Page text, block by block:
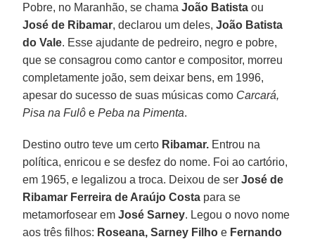
Pobre, no Maranhão, se chamaJoão Batista ou
José de Ribamar, declarou um deles,João Batista
do Vale. Esse ajudante de pedreiro, negro e pobre,
que se consagrou como cantor e compositor, morreu
completamente joão, sem deixar bens, em 1996,
apesar do sucesso de suas músicas como Carcará,
Pisa na Fulô ePeba na Pimenta.
Destino outro teve um certo Ribamar. Entrou na
política, enricou e se desfez do nome. Foi ao cartório,
em 1965, e legalizou a troca. Deixou de serJosé de
Ribamar Ferreira de Araújo Costa para se
metamorfosear em José Sarney. Legou o novo nome
aos três filhos: Roseana, Sarney Filho e Fernando